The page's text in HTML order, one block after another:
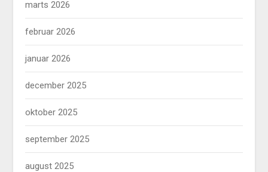
marts 2026
februar 2026
januar 2026
december 2025
oktober 2025
september 2025
august 2025